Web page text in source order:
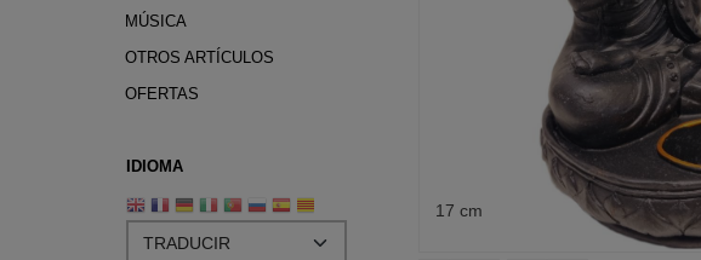
MÚSICA
OTROS ARTÍCULOS
OFERTAS
IDIOMA
17 cm